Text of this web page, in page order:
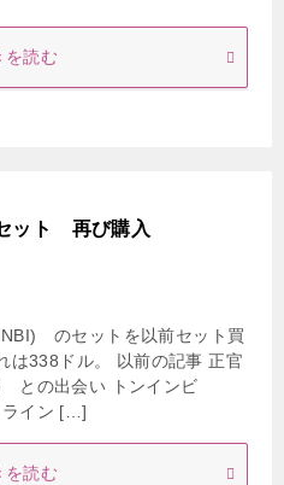
を読む
ット 再び購入
のセットを以前セット買
は338ドル。 以前の記事 正官
との出会い トンインビ
イン […]
を読む